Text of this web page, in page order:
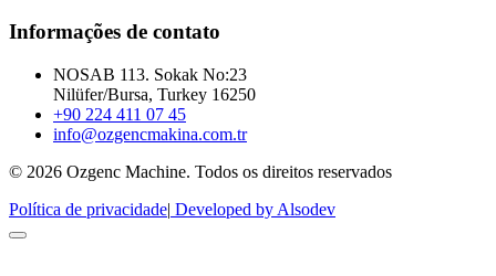
Informações de contato
NOSAB 113. Sokak No:23
Nilüfer/Bursa, Turkey 16250
+90 224 411 07 45
info@ozgencmakina.com.tr
© 2026 Ozgenc Machine. Todos os direitos reservados
Política de privacidade| Developed by Alsodev